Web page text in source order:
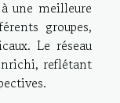
une meilleure
groupes,
Le réseau
reflétant